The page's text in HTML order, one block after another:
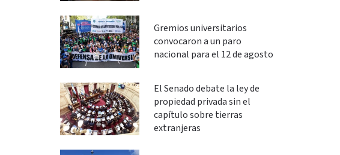
Gremios universitarios
convocaron a un paro
nacional para el 12 de agosto
El Senado debate la ley de
propiedad privada sin el
capítulo sobre tierras
extranjeras